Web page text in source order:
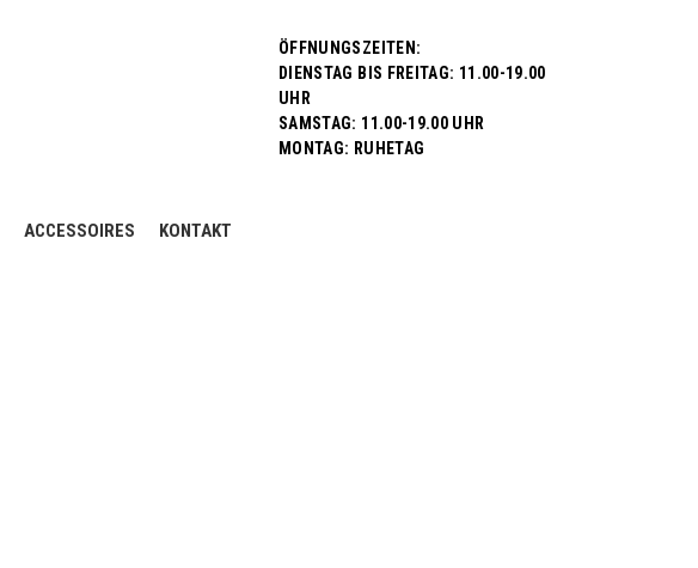
ÖFFNUNGSZEITEN:
DIENSTAG BIS FREITAG: 11.00-19.00
UHR
SAMSTAG: 11.00-19.00 UHR
MONTAG: RUHETAG
ACCESSOIRES KONTAKT